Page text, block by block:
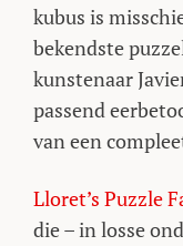
kubus is
bekendste
kunstenaar
passend
van een
Lloret’s Puzzle
die – in losse